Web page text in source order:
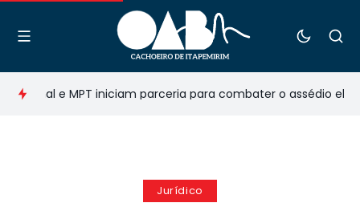
e MPT iniciam parceria para combater o assédio
Jurídico